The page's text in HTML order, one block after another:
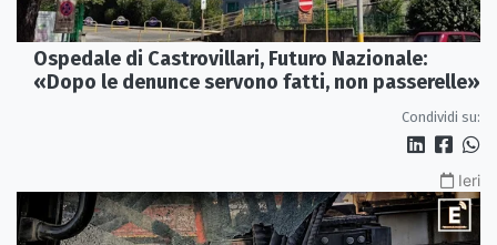
Ospedale di Castrovillari, Futuro Nazionale:
«Dopo le denunce servono fatti, non passerelle»
Condividi su:
Ieri